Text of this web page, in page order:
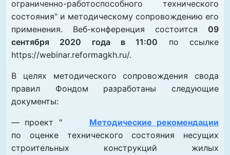
ограниченно-работоспособного технического
состояния" и методическому сопровождению его
применения. Веб-конференция состоится 09
сентября 2020 года в 11:00 по ссылке
https://webinar.reformagkh.ru/.
В целях методического сопровождения свода
правил Фондом разработаны следующие
документы:
— проект "
Методические рекомендации
по оценке технического состояния несущих
строительных конструкций жилых